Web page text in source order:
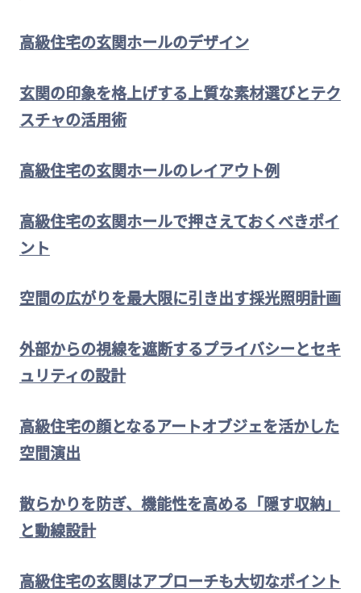
高級住宅の玄関ホールのデザイン
玄関の印象を格上げする上質な素材選びとテク
スチャの活用術
高級住宅の玄関ホールのレイアウト例
高級住宅の玄関ホールで押さえておくべきポイ
ント
空間の広がりを最大限に引き出す採光照明計画
外部からの視線を遮断するプライバシーとセキ
ュリティの設計
高級住宅の顔となるアートオブジェを活かした
空間演出
散らかりを防ぎ、機能性を高める「隠す収納」
と動線設計
高級住宅の玄関はアプローチも大切なポイント